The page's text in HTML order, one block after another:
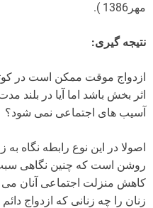
مهر1386 ).
نتیجه گیری:
ازدواج موقت ممکن است در
اثر بخش باشد اما آیا در بلند
آسیب های اجتماعی نمی شود؟
اصولا در این نوع رابطه نگاه
روشن است که چنین نگاهی
کاهش منزلت اجتماعی آنان
زنان را چه زنانی که ازدواج